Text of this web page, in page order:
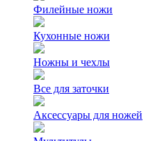
Филейные ножи
Кухонные ножи
Ножны и чехлы
Все для заточки
Аксессуары для ножей